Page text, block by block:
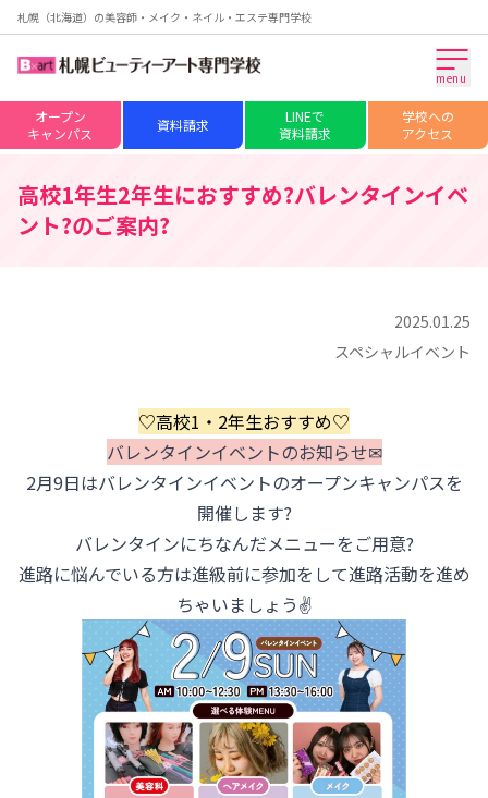
札幌（北海道）の美容師・メイク・ネイル・エステ専門学校
menu
オープン
キャンパス
資料請求
LINEで
資料請求
学校への
アクセス
高校1年生2年生におすすめ?バレンタインイベ
ント?のご案内?
2025.01.25
スペシャルイベント
♡高校1・2年生おすすめ♡
バレンタインイベントのお知らせ✉
2月9日はバレンタインイベントのオープンキャンパスを
開催します?
バレンタインにちなんだメニューをご用意?
進路に悩んでいる方は進級前に参加をして進路活動を進め
ちゃいましょう✌